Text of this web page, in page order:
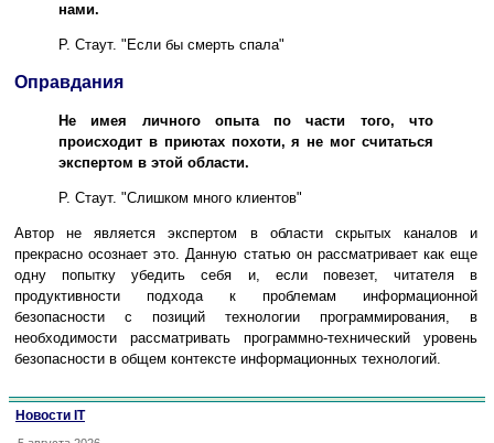
нами.
Р. Стаут. "Если бы смерть спала"
Оправдания
Не имея личного опыта по части того, что
происходит в приютах похоти, я не мог считаться
экспертом в этой области.
Р. Стаут. "Слишком много клиентов"
Автор не является экспертом в области скрытых каналов и
прекрасно осознает это. Данную статью он рассматривает как еще
одну попытку убедить себя и, если повезет, читателя в
продуктивности подхода к проблемам информационной
безопасности с позиций технологии программирования, в
необходимости рассматривать программно-технический уровень
безопасности в общем контексте информационных технологий.
Новости IT